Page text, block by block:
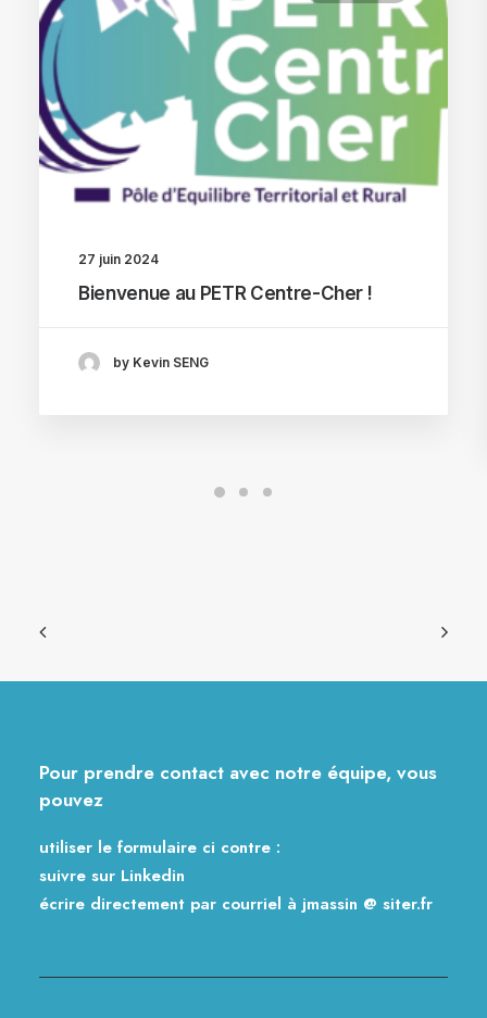
27 juin 2024
Bienvenue au PETR Centre-Cher !
by Kevin SENG
Pour prendre contact avec notre équipe, vous
pouvez
utiliser le formulaire ci contre :
suivre sur Linkedin
écrire directement par courriel à jmassin @ siter.fr